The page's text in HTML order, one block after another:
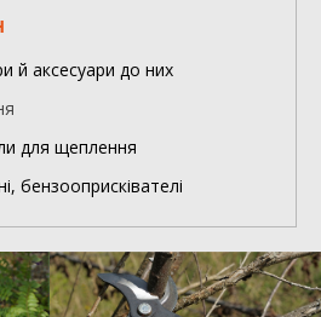
й аксесуари до них
для щеплення
бензооприсківателі